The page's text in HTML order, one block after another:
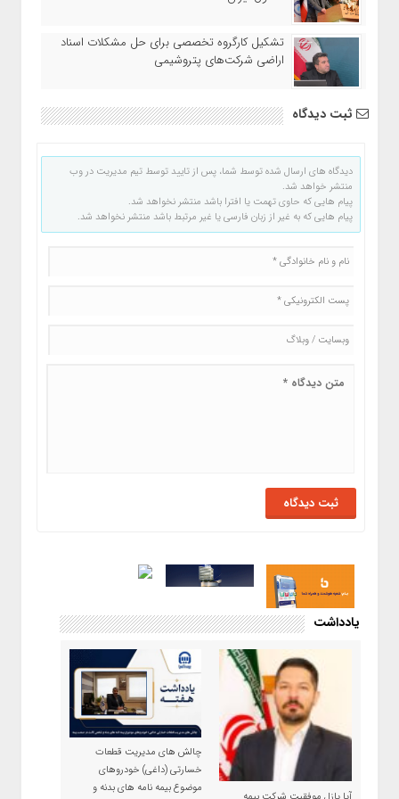
تشکیل کارگروه تخصصی برای حل مشکلات اسناد
اراضی شرکت‌های پتروشیمی
ثبت دیدگاه
دیدگاه های ارسال شده توسط شما، پس از تایید توسط تیم مدیریت در وب
منتشر خواهد شد.
پیام هایی که حاوی تهمت یا افترا باشد منتشر نخواهد شد.
پیام هایی که به غیر از زبان فارسی یا غیر مرتبط باشد منتشر نخواهد شد.
یادداشت
چالش های مدیریت قطعات
خسارتی (داغی) خودروهای
موضوع بیمه نامه های بدنه و